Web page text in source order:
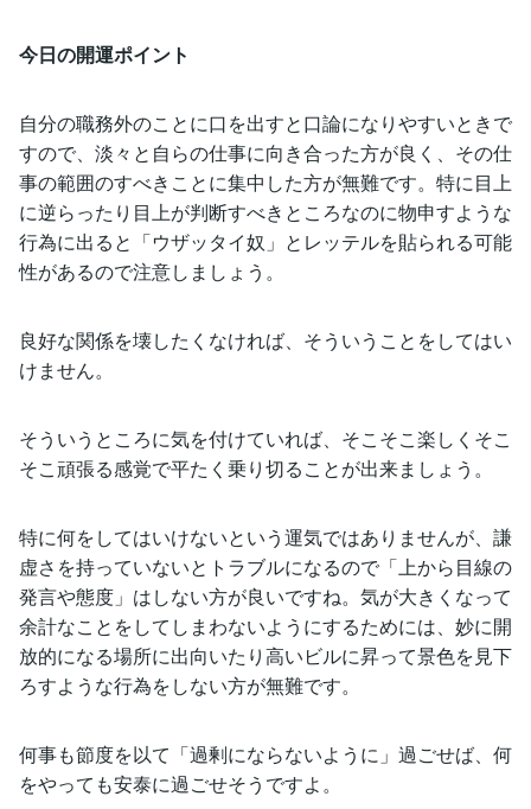
今日の開運ポイント
自分の職務外のことに口を出すと口論になりやすいときで
すので、淡々と自らの仕事に向き合った方が良く、その仕
事の範囲のすべきことに集中した方が無難です。特に目上
に逆らったり目上が判断すべきところなのに物申すような
行為に出ると「ウザッタイ奴」とレッテルを貼られる可能
性があるので注意しましょう。
良好な関係を壊したくなければ、そういうことをしてはい
けません。
そういうところに気を付けていれば、そこそこ楽しくそこ
そこ頑張る感覚で平たく乗り切ることが出来ましょう。
特に何をしてはいけないという運気ではありませんが、謙
虚さを持っていないとトラブルになるので「上から目線の
発言や態度」はしない方が良いですね。気が大きくなって
余計なことをしてしまわないようにするためには、妙に開
放的になる場所に出向いたり高いビルに昇って景色を見下
ろすような行為をしない方が無難です。
何事も節度を以て「過剰にならないように」過ごせば、何
をやっても安泰に過ごせそうですよ。